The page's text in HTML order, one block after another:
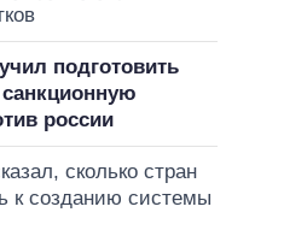
подготовить
россии
сколько стран
к созданию системы